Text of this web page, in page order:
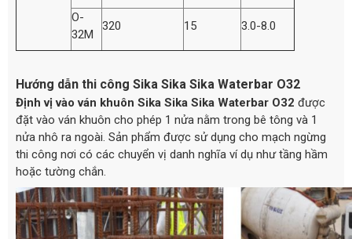
O-
32M
320 15 3.0-8.0
Hướng dẫn thi công Sika Sika Sika Waterbar O32
Định vị vào ván khuôn Sika Sika Sika Waterbar O32 được
đặt vào ván khuôn cho phép 1 nửa nằm trong bê tông và 1
nửa nhô ra ngoài. Sản phẩm được sử dụng cho mạch ngừng
thi công nơi có các chuyển vị danh nghĩa ví dụ như tầng hầm
hoặc tường chắn.